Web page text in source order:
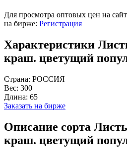
Для просмотра оптовых цен на
на бирже: Регистрация
Характеристики
краш. цветущий
Страна: РОССИЯ
Вес: 300
Длина: 65
Заказать на бирже
Описание сорта
краш. цветущий